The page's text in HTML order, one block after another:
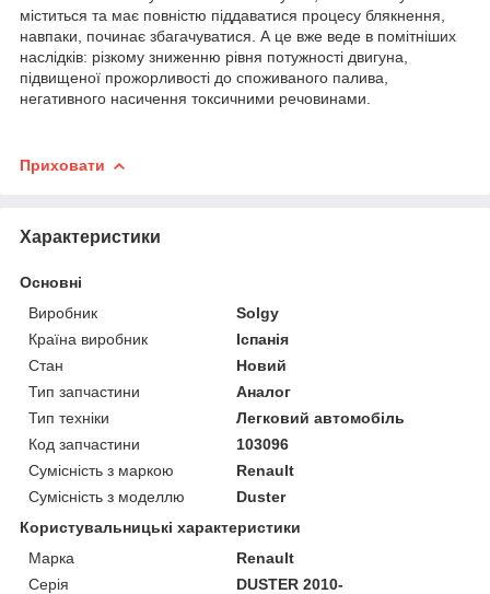
міститься та має повністю піддаватися процесу блякнення,
навпаки, починає збагачуватися. А це вже веде в помітніших
наслідків: різкому зниженню рівня потужності двигуна,
підвищеної прожорливості до споживаного палива,
негативного насичення токсичними речовинами.
Приховати
Характеристики
Основні
Виробник
Solgy
Країна виробник
Іспанія
Стан
Новий
Тип запчастини
Аналог
Тип техніки
Легковий автомобіль
Код запчастини
103096
Сумісність з маркою
Renault
Сумісність з моделлю
Duster
Користувальницькі характеристики
Марка
Renault
Серія
DUSTER 2010-